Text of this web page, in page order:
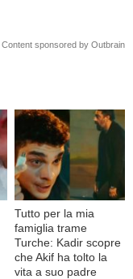
Content sponsored by Outbrain
Tutto per la mia
famiglia trame
Turche: Kadir scopre
che Akif ha tolto la
vita a suo padre